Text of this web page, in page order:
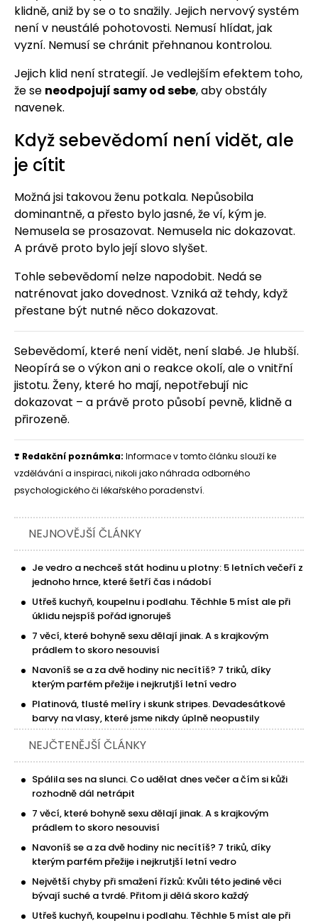
klidně, aniž by se o to snažily. Jejich nervový systém
není v neustálé pohotovosti. Nemusí hlídat, jak
vyzní. Nemusí se chránit přehnanou kontrolou.
Jejich klid není strategií. Je vedlejším efektem toho,
že se neodpojují samy od sebe, aby obstály
navenek.
Když sebevědomí není vidět, ale
je cítit
Možná jsi takovou ženu potkala. Nepůsobila
dominantně, a přesto bylo jasné, že ví, kým je.
Nemusela se prosazovat. Nemusela nic dokazovat.
A právě proto bylo její slovo slyšet.
Tohle sebevědomí nelze napodobit. Nedá se
natrénovat jako dovednost. Vzniká až tehdy, když
přestane být nutné něco dokazovat.
Sebevědomí, které není vidět, není slabé. Je hlubší.
Neopírá se o výkon ani o reakce okolí, ale o vnitřní
jistotu. Ženy, které ho mají, nepotřebují nic
dokazovat – a právě proto působí pevně, klidně a
přirozeně.
❣️ Redakční poznámka: Informace v tomto článku slouží ke
vzdělávání a inspiraci, nikoli jako náhrada odborného
psychologického či lékařského poradenství.
NEJNOVĚJŠÍ ČLÁNKY
Je vedro a nechceš stát hodinu u plotny: 5 letních večeří z
jednoho hrnce, které šetří čas i nádobí
Utřeš kuchyň, koupelnu i podlahu. Těchhle 5 míst ale při
úklidu nejspíš pořád ignoruješ
7 věcí, které bohyně sexu dělají jinak. A s krajkovým
prádlem to skoro nesouvisí
Navoníš se a za dvě hodiny nic necítíš? 7 triků, díky
kterým parfém přežije i nejkrutjší letní vedro
Platinová, tlusté melíry i skunk stripes. Devadesátkové
barvy na vlasy, které jsme nikdy úplně neopustily
NEJČTENĚJŠÍ ČLÁNKY
Spálila ses na slunci. Co udělat dnes večer a čím si kůži
rozhodně dál netrápit
7 věcí, které bohyně sexu dělají jinak. A s krajkovým
prádlem to skoro nesouvisí
Navoníš se a za dvě hodiny nic necítíš? 7 triků, díky
kterým parfém přežije i nejkrutjší letní vedro
Největší chyby při smažení řízků: Kvůli této jediné věci
bývají suché a tvrdé. Přitom ji dělá skoro každý
Utřeš kuchyň, koupelnu i podlahu. Těchhle 5 míst ale při